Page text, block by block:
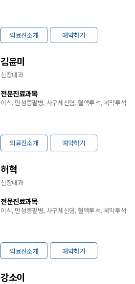
의료진소개 예약하기
김윤미
신장내과
전문진료과목
이식, 만성콩팥병, 사구체신염, 혈액투석, 복막투석
의료진소개 예약하기
허혁
신장내과
전문진료과목
이식, 만성콩팥병, 사구체신염, 혈액투석, 복막투석
의료진소개 예약하기
강소이